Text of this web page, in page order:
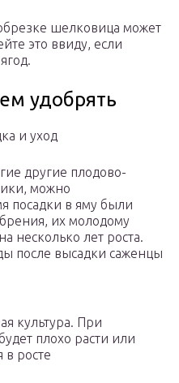
шелковица может
это ввиду, если
удобрять
и уход
другие плодово-
можно
посадки в яму были
их молодому
несколько лет роста.
после высадки саженцы
культура. При
плохо расти или
в росте